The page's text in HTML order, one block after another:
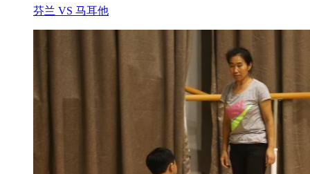
芬兰 VS 马耳他